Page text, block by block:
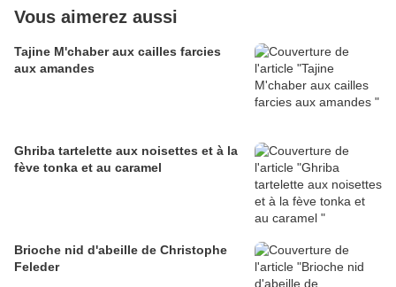
Vous aimerez aussi
Tajine M'chaber aux cailles farcies
aux amandes
Ghriba tartelette aux noisettes et à la
fève tonka et au caramel
Brioche nid d'abeille de Christophe
Feleder